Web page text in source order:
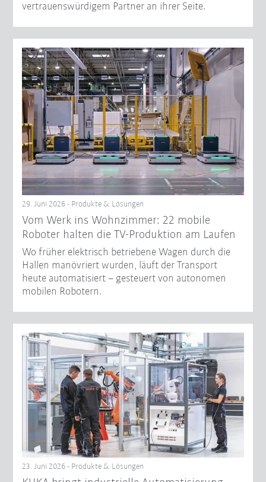
vertrauenswürdigem Partner an ihrer Seite.
29. Juni 2026 - Produkte & Lösungen
Vom Werk ins Wohnzimmer: 22 mobile
Roboter halten die TV-Produktion am Laufen
Wo früher elektrisch betriebene Wagen durch die
Hallen manövriert wurden, läuft der Transport
heute automatisiert – gesteuert von autonomen
mobilen Robotern.
23. Juni 2026 - Produkte & Lösungen